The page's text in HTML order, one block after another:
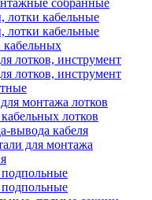
собранные
лотки кабельные
лотки кабельные
кабельных
лотков, инструмент
лотков, инструмент
монтажа лотков
лотков
вывода кабеля
для монтажа